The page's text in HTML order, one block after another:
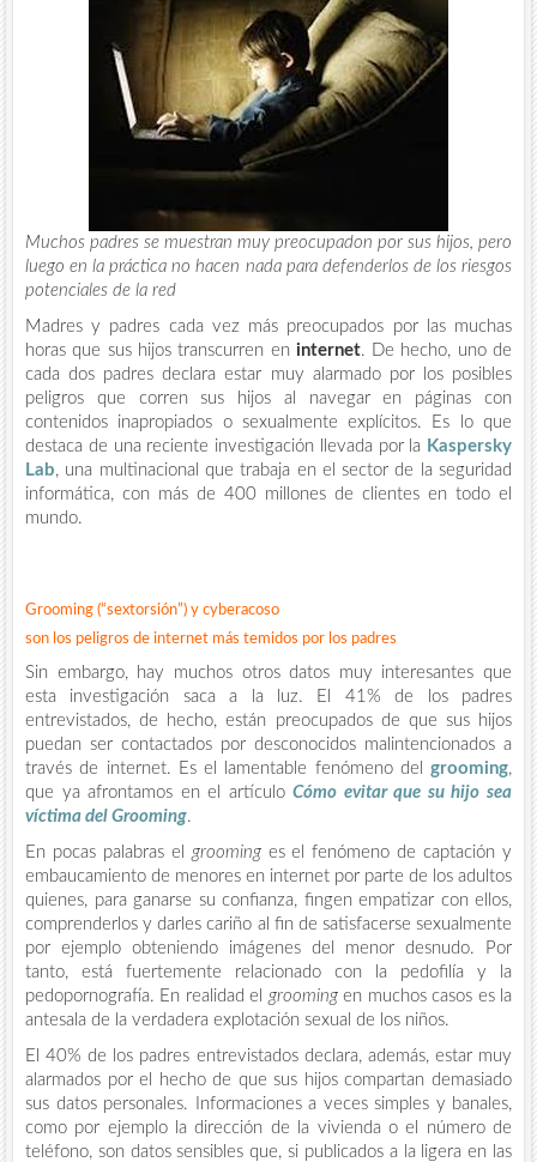
Muchos padres se muestran muy preocupadon por sus hijos, pero
luego en la práctica no hacen nada para defenderlos de los riesgos
potenciales de la red
Madres y padres cada vez más preocupados por las muchas
horas que sus hijos transcurren en internet. De hecho, uno de
cada dos padres declara estar muy alarmado por los posibles
peligros que corren sus hijos al navegar en páginas con
contenidos inapropiados o sexualmente explícitos. Es lo que
destaca de una reciente investigación llevada por la Kaspersky
Lab, una multinacional que trabaja en el sector de la seguridad
informática, con más de 400 millones de clientes en todo el
mundo.
Grooming (“sextorsión”) y cyberacoso
son los peligros de internet más temidos por los padres
Sin embargo, hay muchos otros datos muy interesantes que
esta investigación saca a la luz. El 41% de los padres
entrevistados, de hecho, están preocupados de que sus hijos
puedan ser contactados por desconocidos malintencionados a
través de internet. Es el lamentable fenómeno del grooming,
que ya afrontamos en el artículoCómo evitar que su hijo sea
víctima del Grooming.
En pocas palabras el groominges el fenómeno de captación y
embaucamiento de menores en internet por parte de los adultos
quienes, para ganarse su confianza, fingen empatizar con ellos,
comprenderlos y darles cariño al fin de satisfacerse sexualmente
por ejemplo obteniendo imágenes del menor desnudo. Por
tanto, está fuertemente relacionado con la pedofilía y la
pedopornografía. En realidad el groomingen muchos casos es la
antesala de la verdadera explotación sexual de los niños.
El 40% de los padres entrevistados declara, además, estar muy
alarmados por el hecho de que sus hijos compartan demasiado
sus datos personales. Informaciones a veces simples y banales,
como por ejemplo la dirección de la vivienda o el número de
teléfono, son datos sensibles que, si publicados a la ligera en las